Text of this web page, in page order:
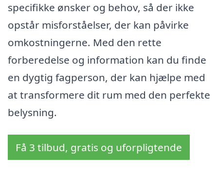
specifikke ønsker og behov, så der ikke
opstår misforståelser, der kan påvirke
omkostningerne. Med den rette
forberedelse og information kan du finde
en dygtig fagperson, der kan hjælpe med
at transformere dit rum med den perfekte
belysning.
Få 3 tilbud, gratis og uforpligtende